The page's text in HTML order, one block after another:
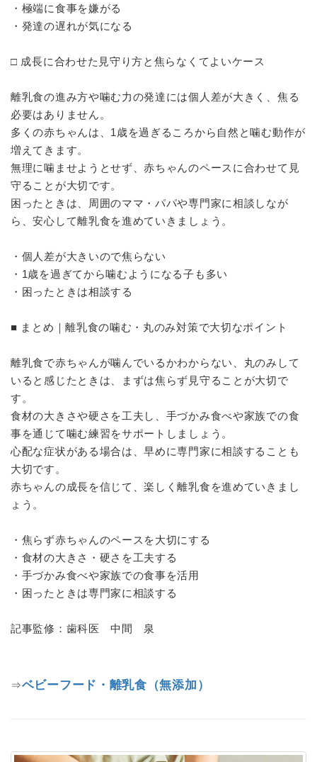
・極端に食事を嫌がる
・発達の遅れが気になる
□ 成長に合わせた見守り方と焦らなくてよいケース
離乳食の進み方や噛む力の発達には個人差が大きく、焦る
必要はありません。
多くの赤ちゃんは、1歳を過ぎるころから自然と噛む動作が
増えてきます。
無理に噛ませようとせず、赤ちゃんのペースに合わせて見
守ることが大切です。
困ったときは、周囲のママ・パパや専門家に相談しなが
ら、安心して離乳食を進めていきましょう。
・個人差が大きいので焦らない
・1歳を過ぎてから噛むようになる子も多い
・困ったときは相談する
■ まとめ｜離乳食の噛む・丸のみ対策で大切なポイント
離乳食で赤ちゃんが噛んでいるかわからない、丸のみして
いると感じたときは、まずは焦らず見守ることが大切で
す。
食材の大きさや硬さを工夫し、手づかみ食べや家族での食
事を通じて噛む練習をサポートしましょう。
心配な症状がある場合は、早めに専門家に相談することも
大切です。
赤ちゃんの成長を信じて、楽しく離乳食を進めていきまし
ょう。
・焦らず赤ちゃんのペースを大切にする
・食材の大きさ・硬さを工夫する
・手づかみ食べや家族での食事を活用
・困ったときは専門家に相談する
記事監修：歯科医 中間 泉
⇒ベビーフード・離乳食（無添加）